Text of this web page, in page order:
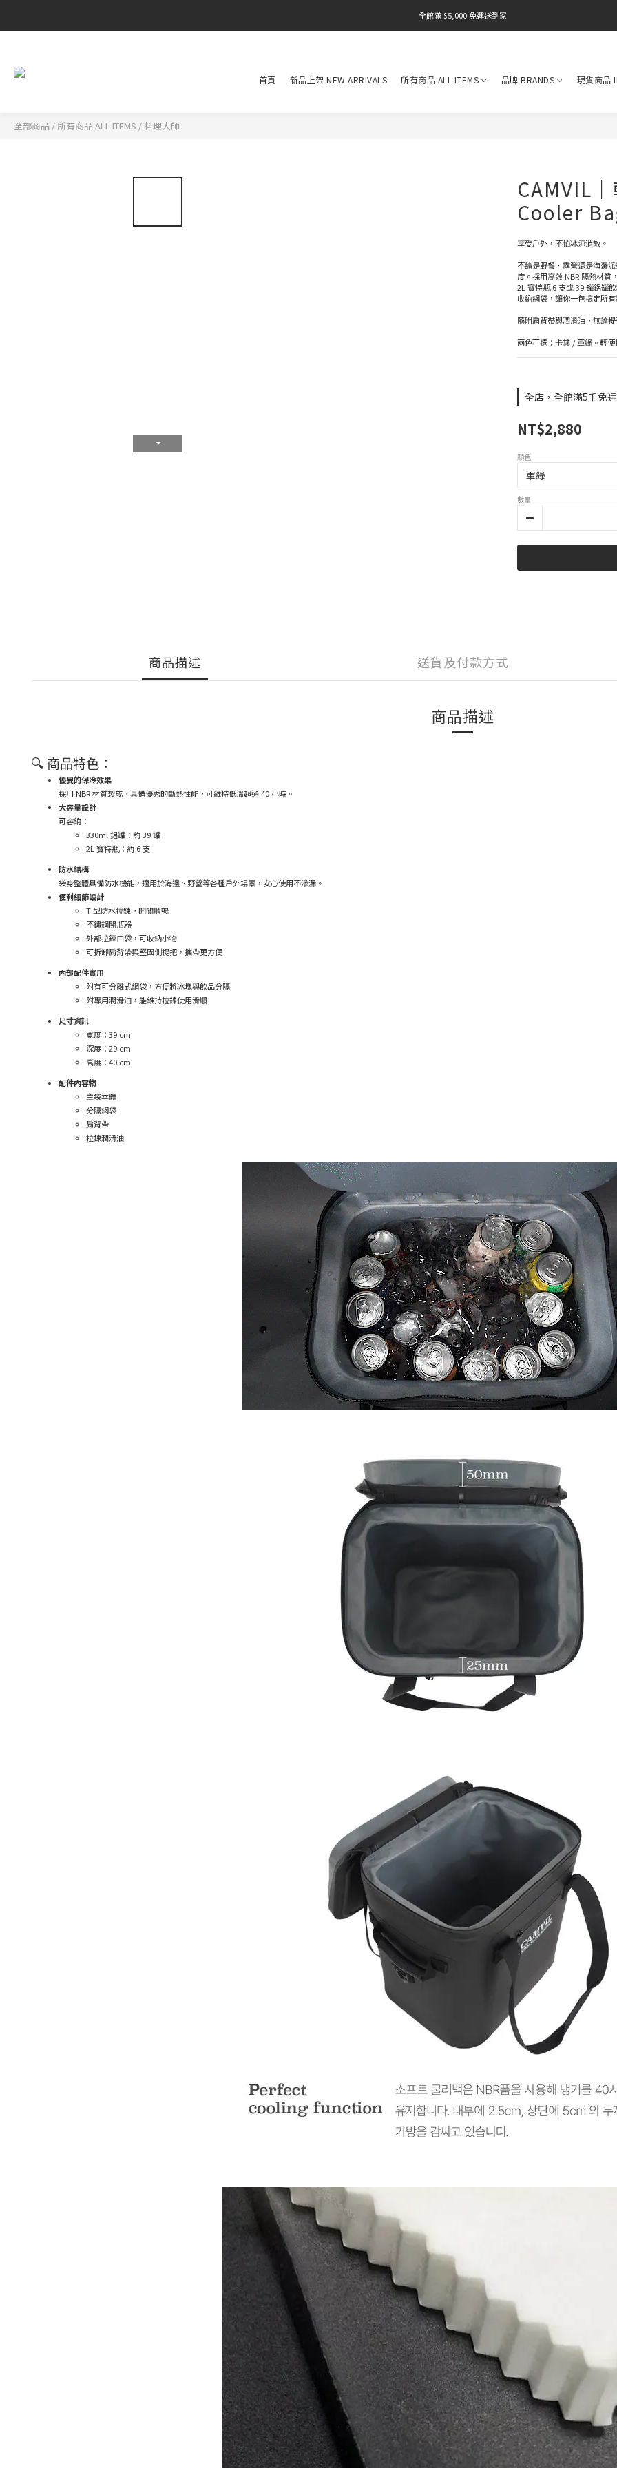
全館滿 $5,000 免運送到家
全館滿 $5,000 免運送到家
首頁 新品上架 NEW ARRIVALS 所有商品 ALL ITEMS 品牌 BRANDS 現貨商品
全部商品 / 所有商品 ALL ITEMS / 料理大師
CAMVIL
Cooler
享受戶外，不怕冰涼消散。
不論是野餐、露營還是海邊
度。採用高效 NBR 隔熱材
2L 寶特瓶 6 支或 39 罐鋁罐
收納網袋，讓你一包搞定所
隨附肩背帶與潤滑油，無論
兩色可選：卡其 / 軍綠。輕
全店，全館滿5千免
NT$2,880
顏色
數量
商品描述 送貨及付款方式
商品描述
🔍 商品特色：
優異的保冷效果
採用 NBR 材質製成，具備優秀的斷熱性能，可維持低溫超過 40 小時。
大容量設計
可容納：
330ml 鋁罐：約 39 罐
2L 寶特瓶：約 6 支
防水結構
袋身整體具備防水機能，適用於海邊、野營等各種戶外場景，安心使用不滲漏。
便利細節設計
T 型防水拉鍊，開關順暢
不鏽鋼開瓶器
外部拉鍊口袋，可收納小物
可拆卸肩背帶與堅固側提把，攜帶更方便
內部配件實用
附有可分離式網袋，方便將冰塊與飲品分隔
附專用潤滑油，能維持拉鍊使用滑順
尺寸資訊
寬度：39 cm
深度：29 cm
高度：40 cm
配件內容物
主袋本體
分隔網袋
肩背帶
拉鍊潤滑油